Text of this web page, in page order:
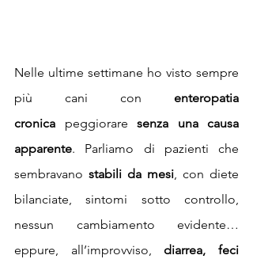
Nelle ultime settimane ho visto sempre
più cani con enteropatia
cronica peggiorare senza una causa
apparente. Parliamo di pazienti che
sembravano stabili da mesi, con diete
bilanciate, sintomi sotto controllo,
nessun cambiamento evidente…
eppure, all’improvviso, diarrea, feci